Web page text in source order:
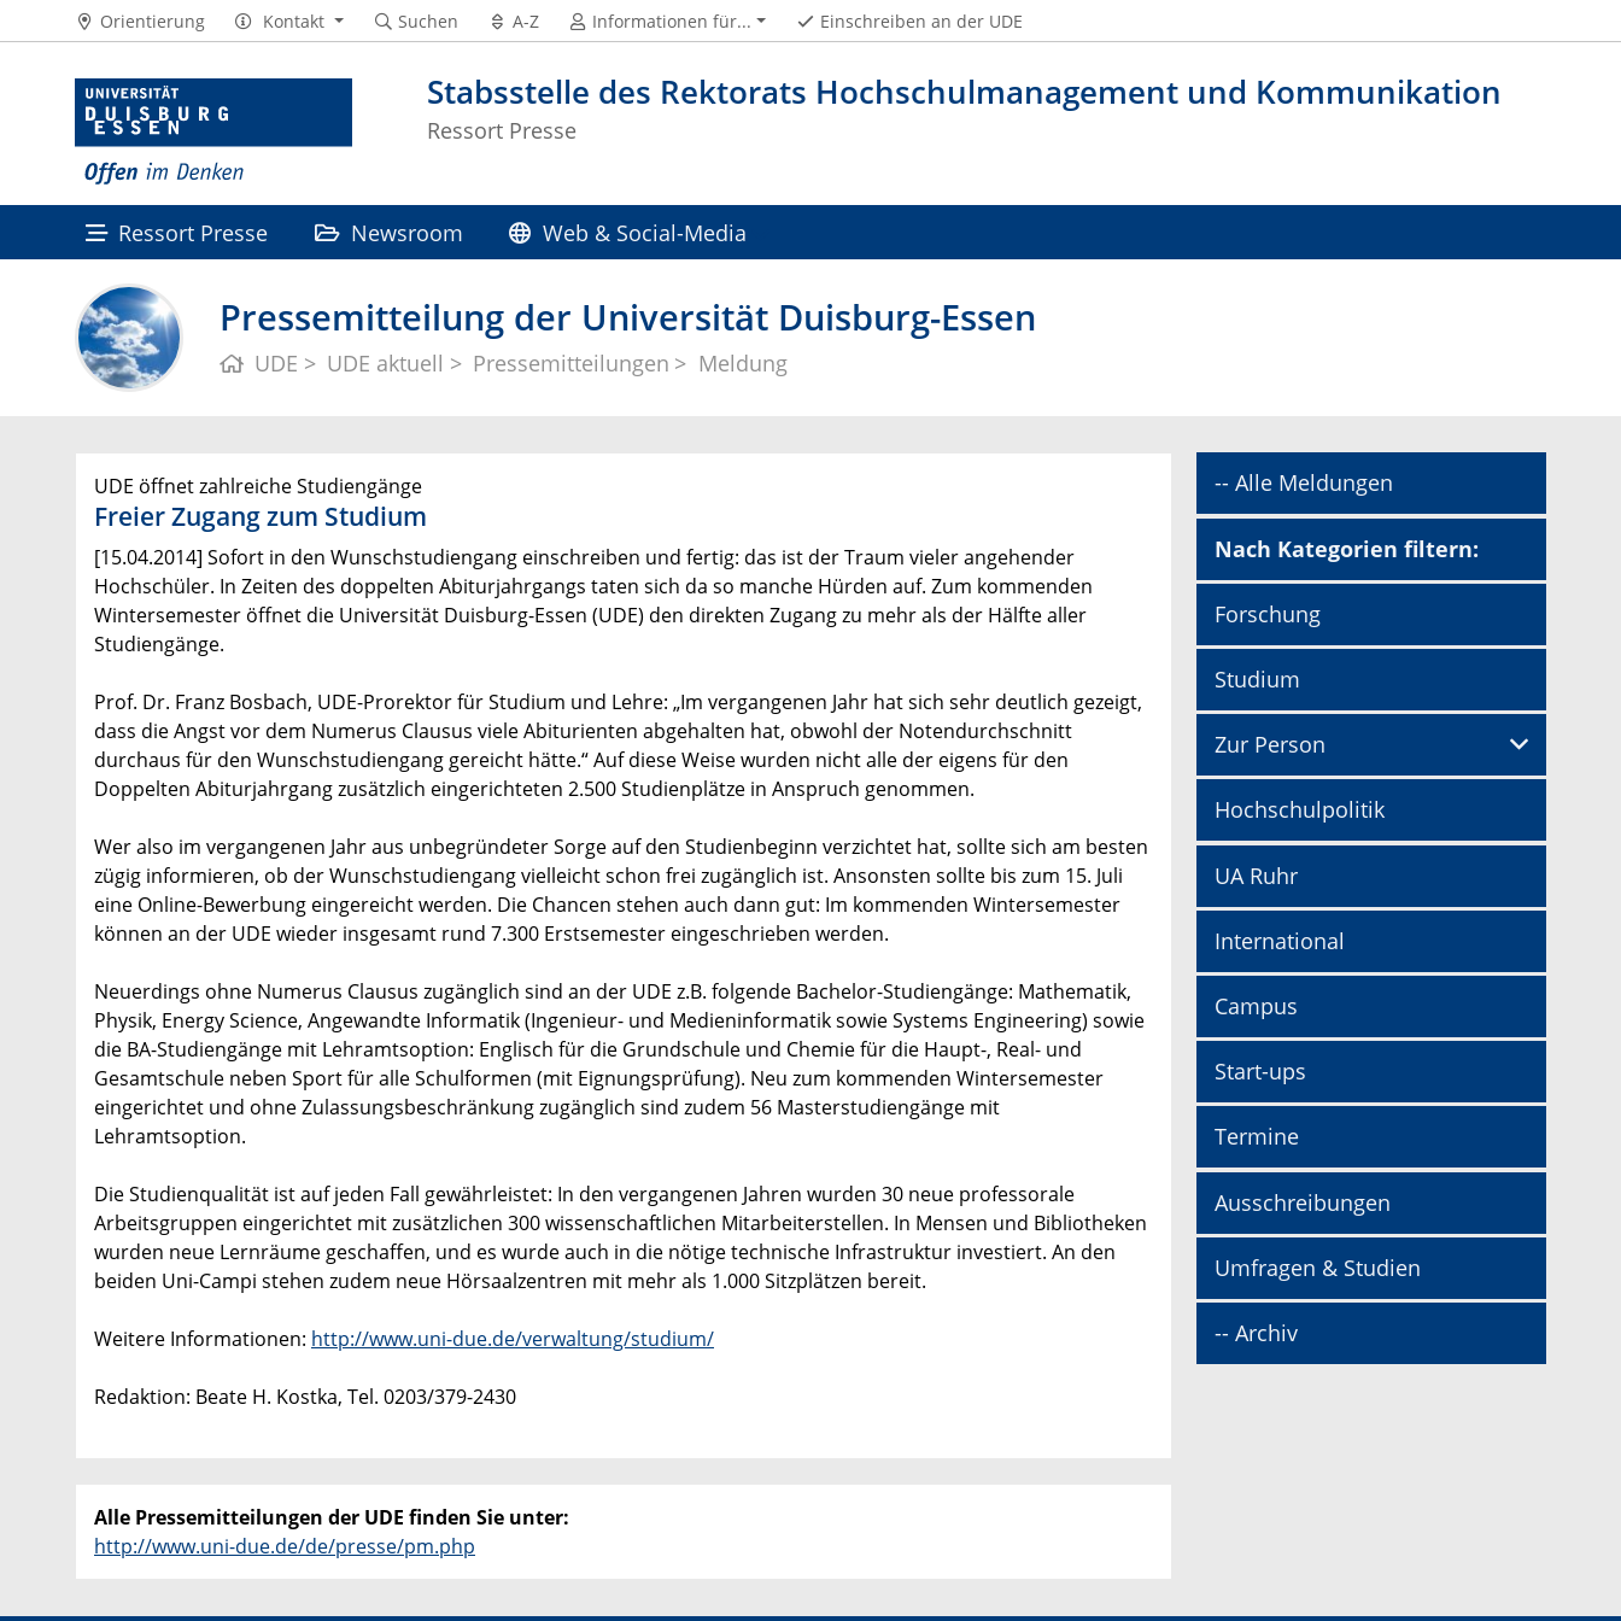
Stabsstelle des Rektorats Hochschulmanagement und Kommunikation
Ressort Presse
Orientierung Kontakt Suchen A-Z Informationen für... Einschreiben an der UDE
Ressort Presse Newsroom Web & Social-Media
Pressemitteilung der Universität Duisburg-Essen
UDE UDE aktuell Pressemitteilungen Meldung
UDE öffnet zahlreiche Studiengänge
Freier Zugang zum Studium
[15.04.2014] Sofort in den Wunschstudiengang einschreiben und fertig: das ist der Traum vieler angehender
Hochschüler. In Zeiten des doppelten Abiturjahrgangs taten sich da so manche Hürden auf. Zum kommenden
Wintersemester öffnet die Universität Duisburg-Essen (UDE) den direkten Zugang zu mehr als der Hälfte aller
Studiengänge.
Prof. Dr. Franz Bosbach, UDE-Prorektor für Studium und Lehre: „Im vergangenen Jahr hat sich sehr deutlich gezeigt,
dass die Angst vor dem Numerus Clausus viele Abiturienten abgehalten hat, obwohl der Notendurchschnitt
durchaus für den Wunschstudiengang gereicht hätte.“ Auf diese Weise wurden nicht alle der eigens für den
Doppelten Abiturjahrgang zusätzlich eingerichteten 2.500 Studienplätze in Anspruch genommen.
Wer also im vergangenen Jahr aus unbegründeter Sorge auf den Studienbeginn verzichtet hat, sollte sich am besten
zügig informieren, ob der Wunschstudiengang vielleicht schon frei zugänglich ist. Ansonsten sollte bis zum 15. Juli
eine Online-Bewerbung eingereicht werden. Die Chancen stehen auch dann gut: Im kommenden Wintersemester
können an der UDE wieder insgesamt rund 7.300 Erstsemester eingeschrieben werden.
Neuerdings ohne Numerus Clausus zugänglich sind an der UDE z.B. folgende Bachelor-Studiengänge: Mathematik,
Physik, Energy Science, Angewandte Informatik (Ingenieur- und Medieninformatik sowie Systems Engineering) sowie
die BA-Studiengänge mit Lehramtsoption: Englisch für die Grundschule und Chemie für die Haupt-, Real- und
Gesamtschule neben Sport für alle Schulformen (mit Eignungsprüfung). Neu zum kommenden Wintersemester
eingerichtet und ohne Zulassungsbeschränkung zugänglich sind zudem 56 Masterstudiengänge mit
Lehramtsoption.
Die Studienqualität ist auf jeden Fall gewährleistet: In den vergangenen Jahren wurden 30 neue professorale
Arbeitsgruppen eingerichtet mit zusätzlichen 300 wissenschaftlichen Mitarbeiterstellen. In Mensen und Bibliotheken
wurden neue Lernräume geschaffen, und es wurde auch in die nötige technische Infrastruktur investiert. An den
beiden Uni-Campi stehen zudem neue Hörsaalzentren mit mehr als 1.000 Sitzplätzen bereit.
Weitere Informationen: http://www.uni-due.de/verwaltung/studium/
Redaktion: Beate H. Kostka, Tel. 0203/379-2430
Alle Pressemitteilungen der UDE finden Sie unter:
http://www.uni-due.de/de/presse/pm.php
-- Alle Meldungen
Nach Kategorien filtern:
Forschung
Studium
Zur Person
Hochschulpolitik
UA Ruhr
International
Campus
Start-ups
Termine
Ausschreibungen
Umfragen & Studien
-- Archiv